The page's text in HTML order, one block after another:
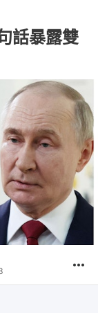
話暴露雙